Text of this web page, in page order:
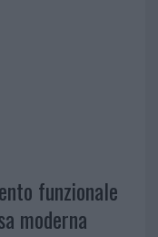
funzionale
moderna